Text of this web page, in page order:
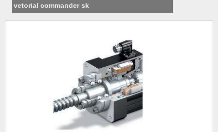
vetorial commander sk